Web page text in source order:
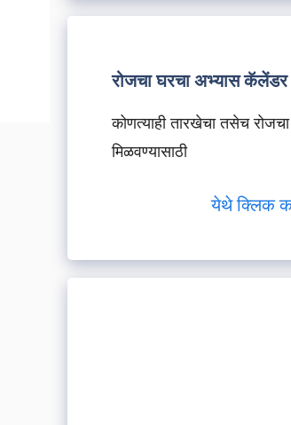
रोजचा घरचा अभ्यास कॅलेंडर
कोणत्याही तारखेचा तसेच
मिळवण्यासाठी
येथे क्लिक